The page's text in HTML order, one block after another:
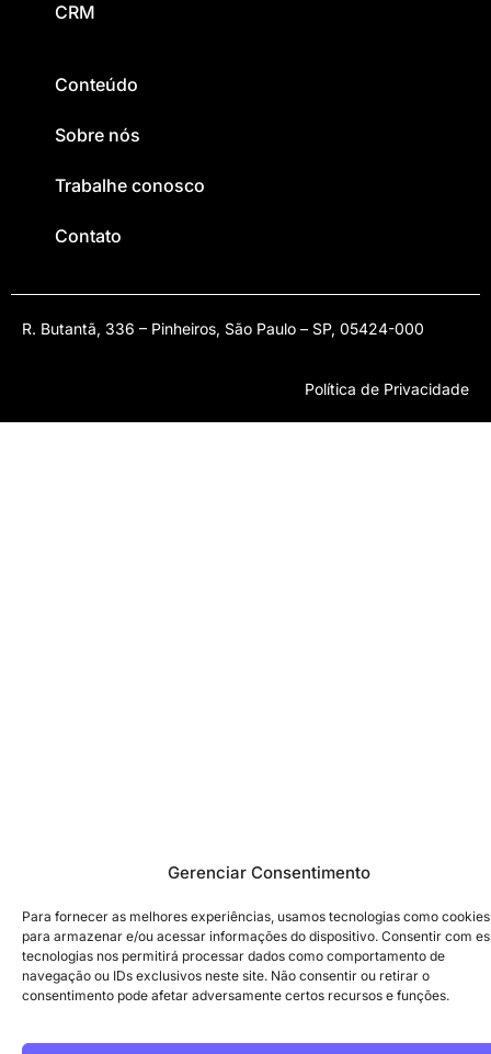
Gerenciar Consentimento
Para fornecer as melhores experiências, usamos tecnologias como cookies
para armazenar e/ou acessar informações do dispositivo. Consentir com
tecnologias nos permitirá processar dados como comportamento de
navegação ou IDs exclusivos neste site. Não consentir ou retirar o
consentimento pode afetar adversamente certos recursos e funções.
CRM
Conteúdo
Sobre nós
Trabalhe conosco
Contato
R. Butantã, 336 – Pinheiros, São Paulo – SP, 05424-000
Política de Privacidade